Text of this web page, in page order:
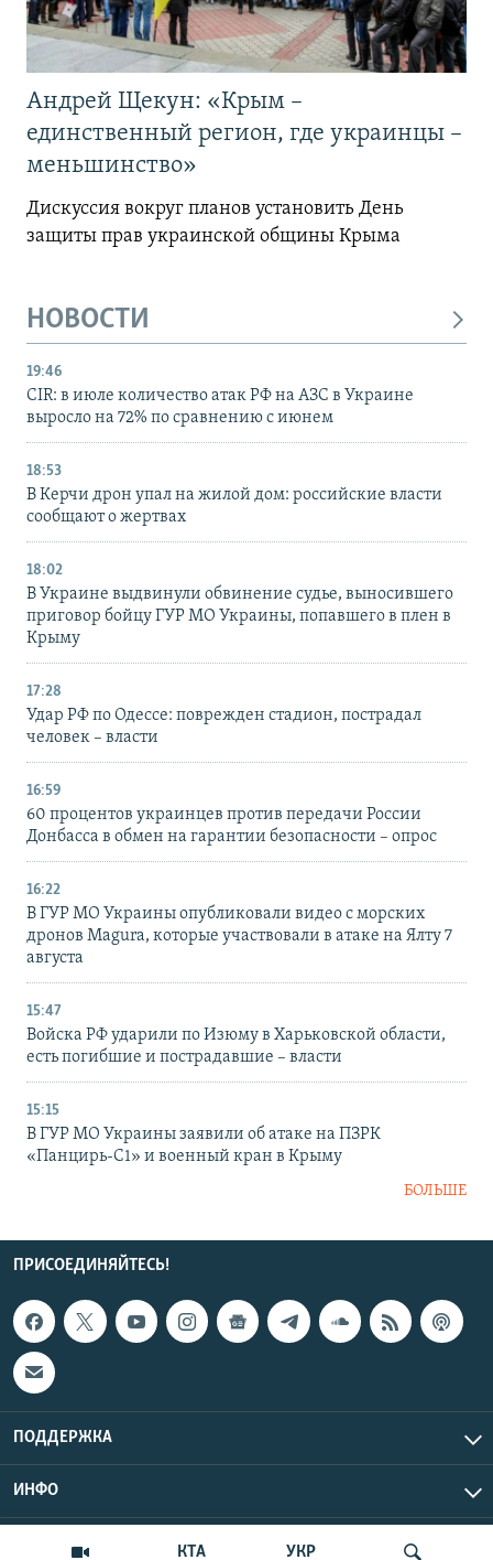
КТА УКР
Андрей Щекун: «Крым –
единственный регион, где украинцы –
меньшинство»
Дискуссия вокруг планов установить День
защиты прав украинской общины Крыма
НОВОСТИ
19:46
CIR: в июле количество атак РФ на АЗС в Украине
выросло на 72% по сравнению с июнем
18:53
В Керчи дрон упал на жилой дом: российские власти
сообщают о жертвах
18:02
В Украине выдвинули обвинение судье, выносившего
приговор бойцу ГУР МО Украины, попавшего в плен в
Крыму
17:28
Удар РФ по Одессе: поврежден стадион, пострадал
человек – власти
16:59
60 процентов украинцев против передачи России
Донбасса в обмен на гарантии безопасности – опрос
16:22
В ГУР МО Украины опубликовали видео с морских
дронов Magura, которые участвовали в атаке на Ялту 7
августа
15:47
Войска РФ ударили по Изюму в Харьковской области,
есть погибшие и пострадавшие – власти
15:15
В ГУР МО Украины заявили об атаке на ПЗРК
«Панцирь-С1» и военный кран в Крыму
БОЛЬШЕ
ПРИСОЕДИНЯЙТЕСЬ!
ПОДДЕРЖКА
ИНФО
Copyright Крым.Реалии, 2026 | Все права защищены.
UTC+3